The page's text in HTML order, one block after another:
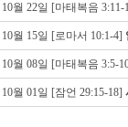
10월 22일 [마태복음
10월 15일 [로마서 10:1-4]
10월 08일 [마태복음 3:5-
월 01일 [잠언 29:15-18]